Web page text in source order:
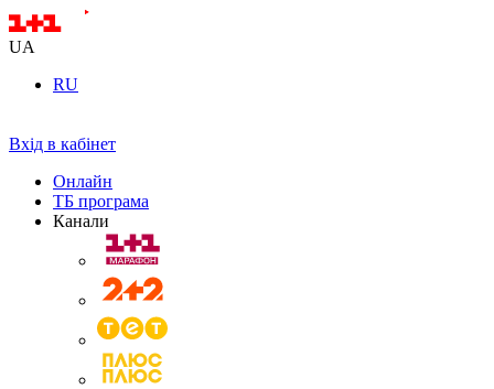
UA
RU
Вхід в кабінет
Онлайн
ТБ програма
Канали